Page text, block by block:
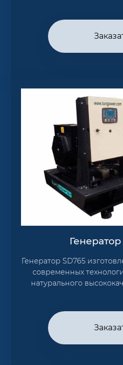
Генератор SD765
современных
натурального